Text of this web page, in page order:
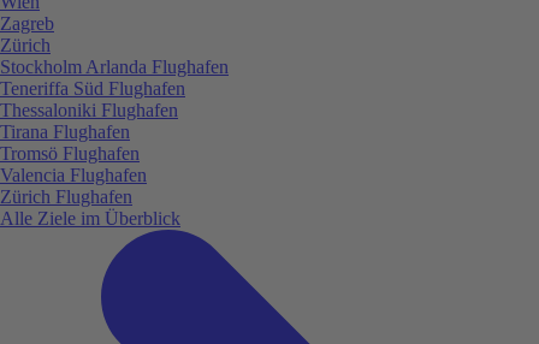
Zagreb
Zürich
Stockholm Arlanda Flughafen
Teneriffa Süd Flughafen
Thessaloniki Flughafen
Tirana Flughafen
Tromsö Flughafen
Valencia Flughafen
Zürich Flughafen
Alle Ziele im Überblick